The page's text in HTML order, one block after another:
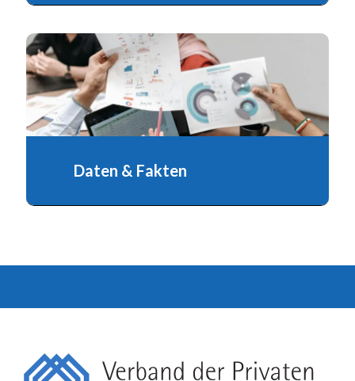
Im Überblich wichtige Daten und Fakten zu
Daten & Fakten